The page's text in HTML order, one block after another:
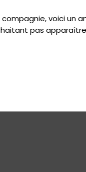
voici un
pas